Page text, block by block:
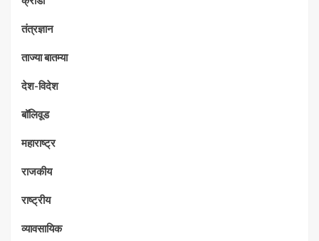
तंत्रज्ञान
ताज्या बातम्या
देश-विदेश
बॉलिवूड
महाराष्ट्र
राजकीय
राष्ट्रीय
व्यावसायिक